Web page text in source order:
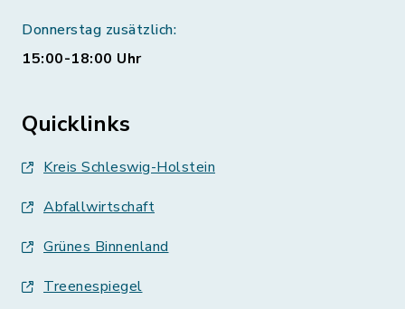
Donnerstag zusätzlich:
15:00-18:00 Uhr
Quicklinks
Kreis Schleswig-Holstein
Abfallwirtschaft
Grünes Binnenland
Treenespiegel